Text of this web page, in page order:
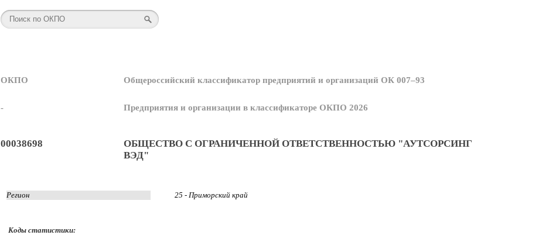
ОКПО Общероссийский классификатор предприятий и организаций ОК 007–93
- Предприятия и организации в классификаторе ОКПО 2026
00038698
ОБЩЕСТВО С ОГРАНИЧЕННОЙ ОТВЕТСТВЕННОСТЬЮ "АУТСОРСИНГ
ВЭД"
Регион 25 - Приморский край
Коды статистики: